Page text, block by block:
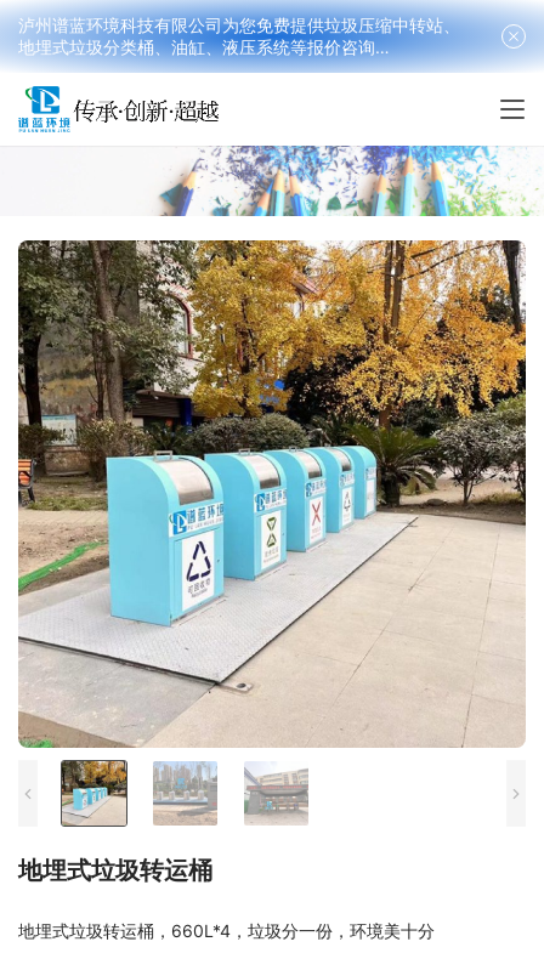
地埋式垃圾转运桶
地埋式垃圾转运桶，660L*4，垃圾分一份，环境美十分
泸州谱蓝环境科技有限公司为您免费提供垃圾压缩中转站、
地埋式垃圾分类桶、油缸、液压系统等报价咨询
18090199016(韩先生）